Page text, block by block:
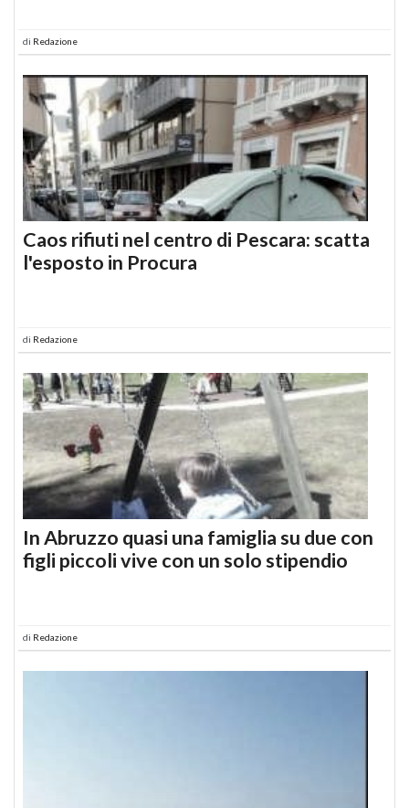
di Redazione
Caos rifiuti nel centro di Pescara: scatta
l'esposto in Procura
di Redazione
In Abruzzo quasi una famiglia su due con
figli piccoli vive con un solo stipendio
di Redazione